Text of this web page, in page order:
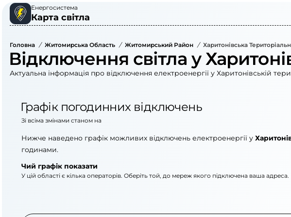
Енергосистема
Карта світла
Головна / Житомирська Область / Житомирський Район / Харитонівська
Відключення світла у
Актуальна інформація про відключення електроенергії у Харитонівській
Графік погодинних відключень
Зі всіма змінами станом на
Нижче наведено графік можливих відключень електроенергії у
годинами.
Чий графік показати
У цій області є кілька операторів. Оберіть той, до мереж якого підключена ваша адреса.